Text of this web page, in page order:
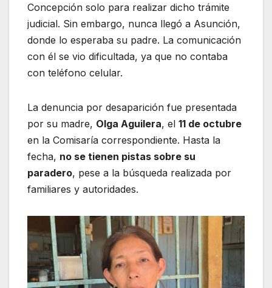
Concepción solo para realizar dicho trámite
judicial. Sin embargo, nunca llegó a Asunción,
donde lo esperaba su padre. La comunicación
con él se vio dificultada, ya que no contaba
con teléfono celular.
La denuncia por desaparición fue presentada
por su madre, Olga Aguilera, el 11 de octubre
en la Comisaría correspondiente. Hasta la
fecha, no se tienen pistas sobre su
paradero, pese a la búsqueda realizada por
familiares y autoridades.